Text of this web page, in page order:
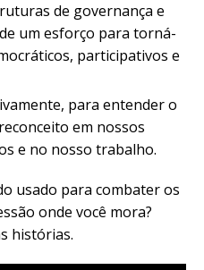
de governança e
um esforço para torná-
participativos e
para entender o
em nossos
e no nosso trabalho.
usado para combater os
onde você mora?
histórias.